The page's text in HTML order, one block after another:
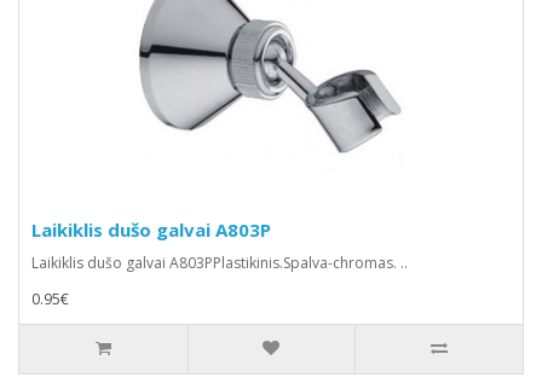
Laikiklis dušo galvai A803P
Laikiklis dušo galvai A803PPlastikinis.Spalva-chromas. ..
0.95€